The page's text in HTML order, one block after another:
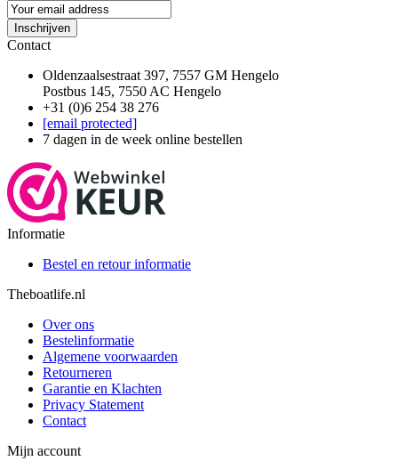
Inschrijven
Contact
Oldenzaalsestraat 397, 7557 GM Hengelo
Postbus 145, 7550 AC Hengelo
+31 (0)6 254 38 276
[email protected]
7 dagen in de week online bestellen
Informatie
Bestel en retour informatie
Theboatlife.nl
Over ons
Bestelinformatie
Algemene voorwaarden
Retourneren
Garantie en Klachten
Privacy Statement
Contact
Mijn account